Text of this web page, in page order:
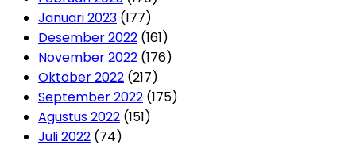
Januari 2023 (177)
Desember 2022 (161)
November 2022 (176)
Oktober 2022 (217)
September 2022 (175)
Agustus 2022 (151)
Juli 2022 (74)